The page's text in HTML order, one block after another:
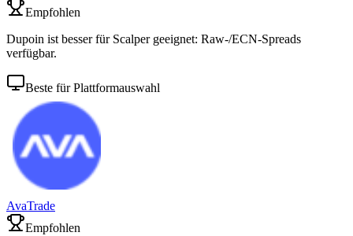
Empfohlen
Dupoin ist besser für Scalper geeignet: Raw-/ECN-Spreads
verfügbar.
Beste für Plattformauswahl
AvaTrade
Empfohlen